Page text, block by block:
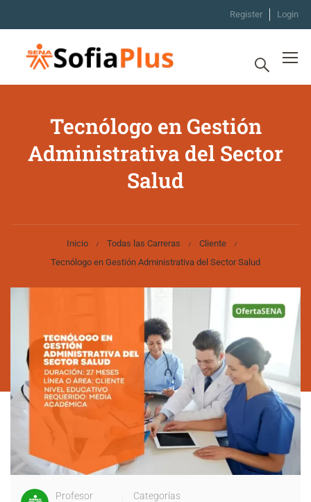
Register Login
Tecnólogo en Gestión
Administrativa del Sector
Salud
Inicio Todas las Carreras
Cliente
Tecnólogo en Gestión Administrativa del Sector Salud
Profesor Categorías